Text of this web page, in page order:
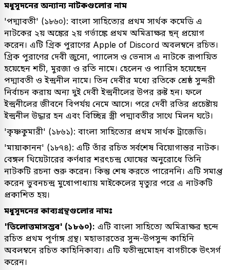
মধুসূদনের অন্যান্য নাটকগুলোর নাম
'পদ্মাবতী' (১৮৬০): বাংলা সাহিত্যের প্রথম সার্থক কমেডি এ
নাটকের ২য় অঙ্কের ২য় গর্ভাঙ্কে প্রথম অমিত্রাক্ষর ছন্ প্রয়োগ
করেন। এটি গ্রিক পুরাণের Apple of Discord অবলম্বনে রচিত।
গ্রিক পুরাণের দেবী জুনো, প্যালেস ও ভেনাস এ নাটকে রূপায়িত
হয়েছেন শচী, মুরজা ও রতি নামে। হেলেন ও প্যারিস হয়েছেন
পদ্মাবতী ও ইন্দ্রনীল নামে। তিন দেবীর মধ্যে রতিকে শ্রেষ্ঠ সুন্দরী
নির্বাচন করায় অন্য দুই দেবী ইন্দ্রনীলের উপর রুষ্ট হন। ফলে
ইন্দ্রনীলের জীবনে বিপর্যয় নেমে আসে। পরে দেবী রতির প্রচেষ্টায়
ইন্দ্রনীল উদ্ধার হন এবং বিচ্ছিন্ন স্ত্রী পদ্মাবতীর সাথে মিলন ঘটে।
'কৃষ্ণকুমারী' (১৮৬১): বাংলা সাহিত্যের প্রথম সার্থক ট্রাজেডি।
'মায়াকানন' (১৮৭৪): এটি তাঁর রচিত সর্বশেষ বিয়োগান্তর নাটক।
বেঙ্গল থিয়েটারের কর্ণধার শরৎচন্দ্র ঘোষের অনুরোধে তিনি
নাটকটি রচনা শুরু করেন। কিন্তু শেষ করতে পারেননি। এটি সমাপ্ত
করেন ভুবনচন্দ্র মুখোপাধ্যায় মাইকেলের মৃত্যুর পরে এ নাটকটি
প্রকাশিত হয়।
মধুসূদনের কাব্যগ্রন্থগুলোর নামঃ
'তিলোত্তমাসম্ভব' (১৮৬০): এটি বাংলা সাহিত্যে অমিত্রাক্ষর ছন্দে
রচিত প্রথম পূর্ণাঙ্গ গ্রন্থ। মহাভারতের সুন্দ-উপসুন্দ কাহিনি
অবলম্বনে রচিত কাহিনিকাব্য। এটি যতীন্দ্রমোহন বাগচীকে উৎসর্গ
করেন।